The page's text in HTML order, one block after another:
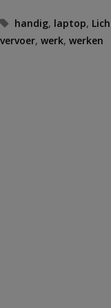
Tags
handig, laptop,
vervoer, werk, werken